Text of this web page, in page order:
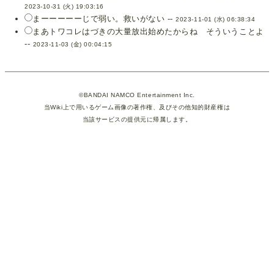
2023-10-31 (火) 19:03:16
まーーーーーじで弱い。救いがない --2023-11-01 (水) 06:38:34
まあトワコレはづきの大量放出始めたからね そういうことよ
-- 2023-11-03 (金) 00:04:15
©BANDAI NAMCO Entertainment Inc.
当Wiki上で用いるゲーム画像の著作権、及びその他知的財産権は
当該サービスの提供元に帰属します。